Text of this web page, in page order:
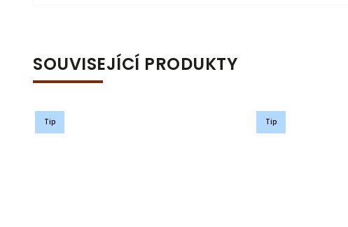
SOUVISEJÍCÍ PRODUKTY
Tip Tip